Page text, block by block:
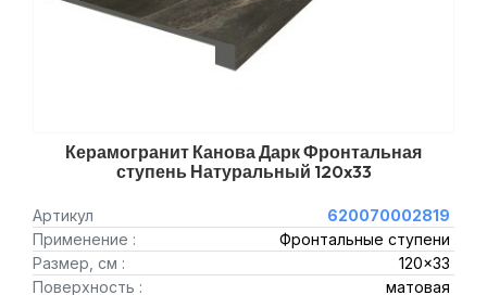
Керамогранит Канова Дарк Фронтальная
ступень Натуральный 120x33
Артикул
620070002819
Применение :
Фронтальные ступени
Размер, см :
120x33
Поверхность :
матовая